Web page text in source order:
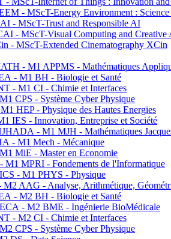
- MScT-Energy Environment :
- MScT-Trust and Responsible AI
- MScT-Visual Computing and Creative
- MScT-Extended Cinematography XCin
- M1 APPMS - Mathématiques
- M1 BH - Biologie et Santé
- M1 CI - Chimie et Interfaces
CPS - Système Cyber Physique
HEP - Physique des Hautes Energies
IES - Innovation, Entreprise et Société
- M1 MJH - Mathématiques
- M1 Mech - Mécanique
MiE - Master en Economie
M1 MPRI - Fondements de l'Informatique
- M1 PHYS - Physique
AAG - Analyse, Arithmétique,
- M2 BH - Biologie et Santé
- M2 BME - Ingénierie BioMédicale
- M2 CI - Chimie et Interfaces
CPS - Système Cyber Physique